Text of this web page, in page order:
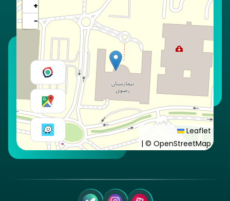
+
−
Leaflet
| © OpenStreetMap